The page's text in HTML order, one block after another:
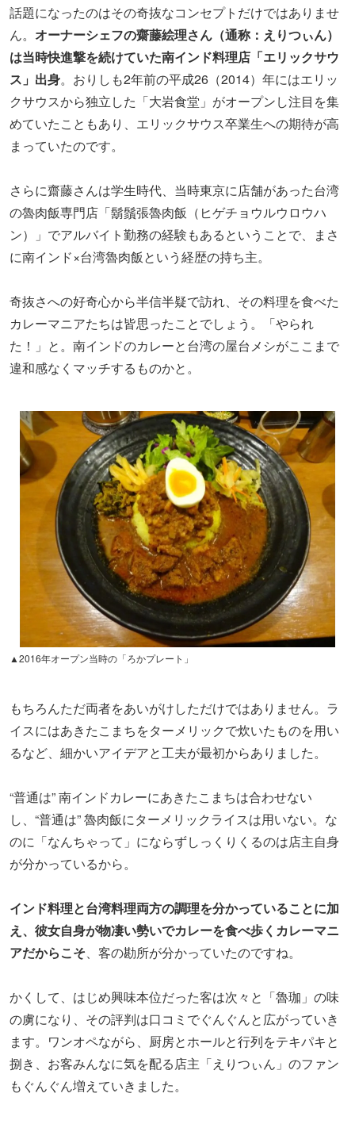
話題になったのはその奇抜なコンセプトだけではありませ
ん。 オーナーシェフの齋藤絵理さん（通称：えりつぃん）
は当時快進撃を続けていた南インド料理店「エリックサウ
ス」出身。おりしも2年前の平成26（2014）年にはエリッ
クサウスから独立した「大岩食堂」がオープンし注目を集
めていたこともあり、エリックサウス卒業生への期待が高
まっていたのです。
さらに齋藤さんは学生時代、当時東京に店舗があった台湾
の魯肉飯専門店「鬍鬚張魯肉飯（ヒゲチョウルウロウハ
ン）」でアルバイト勤務の経験もあるということで、まさ
に南インド×台湾魯肉飯という経歴の持ち主。
奇抜さへの好奇心から半信半疑で訪れ、その料理を食べた
カレーマニアたちは皆思ったことでしょう。「やられ
た！」と。南インドのカレーと台湾の屋台メシがここまで
違和感なくマッチするものかと。
▲2016年オープン当時の「ろかプレート」
もちろんただ両者をあいがけしただけではありません。ラ
イスにはあきたこまちをターメリックで炊いたものを用い
るなど、細かいアイデアと工夫が最初からありました。
“普通は” 南インドカレーにあきたこまちは合わせない
し、“普通は” 魯肉飯にターメリックライスは用いない。な
のに「なんちゃって」にならずしっくりくるのは店主自身
が分かっているから。
インド料理と台湾料理両方の調理を分かっていることに加
え、彼女自身が物凄い勢いでカレーを食べ歩くカレーマニ
アだからこそ、客の勘所が分かっていたのですね。
かくして、はじめ興味本位だった客は次々と「魯珈」の味
の虜になり、その評判は口コミでぐんぐんと広がっていき
ます。ワンオペながら、厨房とホールと行列をテキパキと
捌き、お客みんなに気を配る店主「えりつぃん」のファン
もぐんぐん増えていきました。